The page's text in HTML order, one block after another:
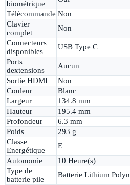
biométrique
Télécommande Non
Clavier
complet
Non
Connecteurs
disponibles
USB Type C
Ports
dextensions
Aucun
Sortie HDMI
Non
Couleur
Blanc
Largeur
134.8 mm
Hauteur
195.4 mm
Profondeur
6.3 mm
Poids
293 g
Classe
Energétique
E
Autonomie
10 Heure(s)
Type de
batterie pile
Batterie Lithium